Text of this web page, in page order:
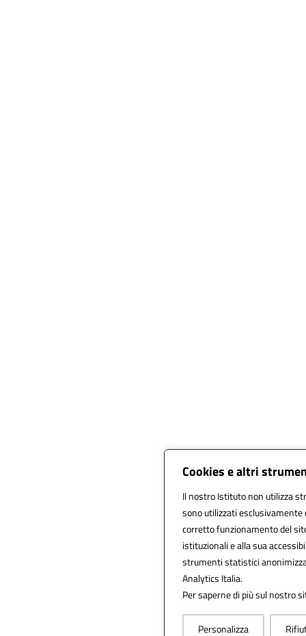
Cookies e altri
Il nostro Istituto non utilizza
sono utilizzati esclusivamente
corretto funzionamento del
istituzionali e alla sua
strumenti statistici
Analytics Italia.
Per saperne di più sul nostro
Personalizza